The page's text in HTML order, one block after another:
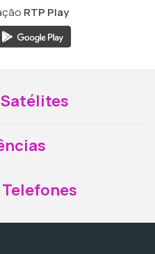
RTP Play
Satélites